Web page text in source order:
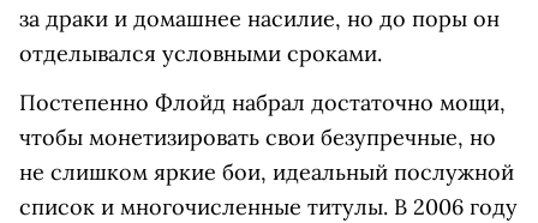
за драки и домашнее насилие, но до поры он
отделывался условными сроками.
Постепенно Флойд набрал достаточно мощи,
чтобы монетизировать свои безупречные, но
не слишком яркие бои, идеальный послужной
список и многочисленные титулы. В 2006 году